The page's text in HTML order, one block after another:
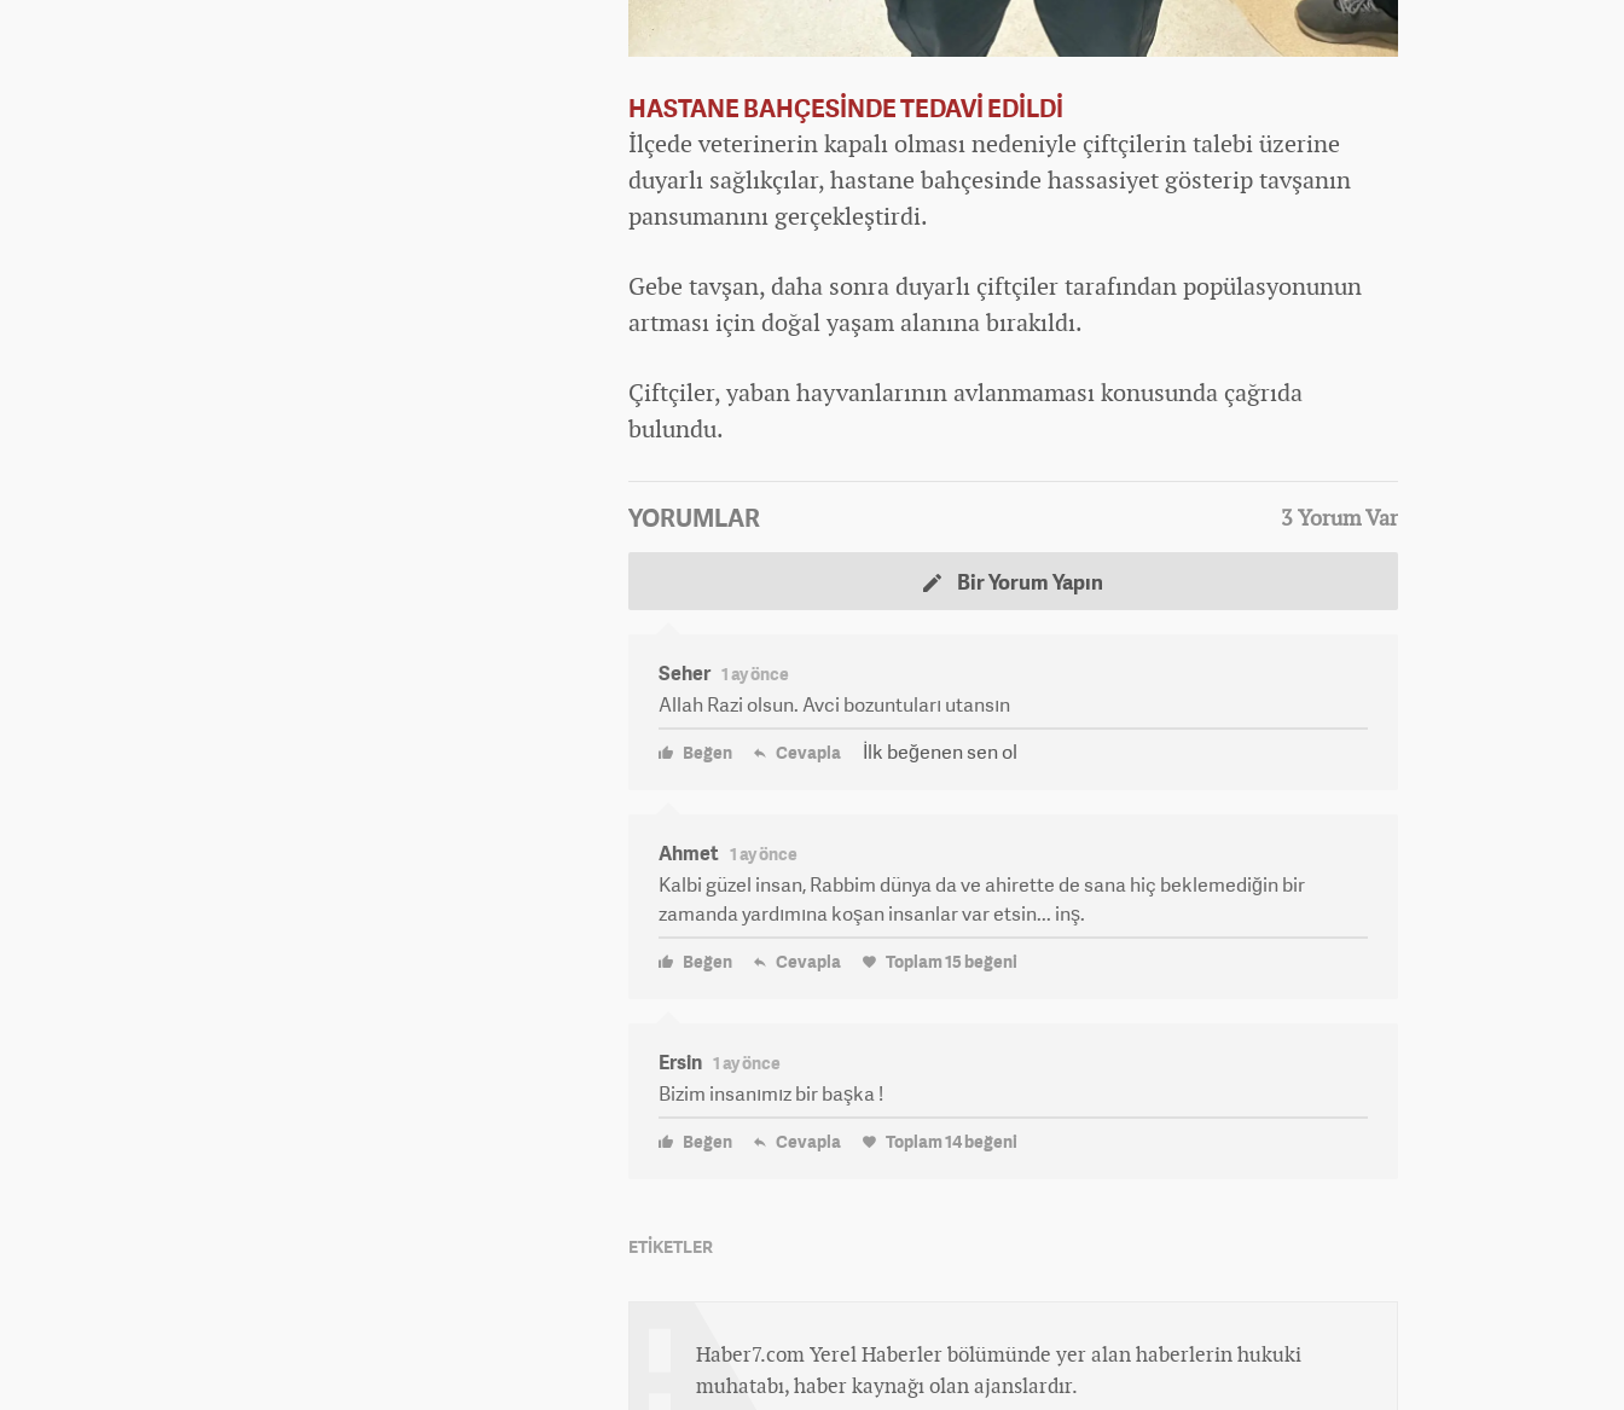
HASTANE BAHÇESİNDE TEDAVİ EDİLDİ
İlçede veterinerin kapalı olması nedeniyle çiftçilerin talebi üzerine
duyarlı sağlıkçılar, hastane bahçesinde hassasiyet gösterip tavşanın
pansumanını gerçekleştirdi.
Gebe tavşan, daha sonra duyarlı çiftçiler tarafından popülasyonunun
artması için doğal yaşam alanına bırakıldı.
Çiftçiler, yaban hayvanlarının avlanmaması konusunda çağrıda
bulundu.
YORUMLAR 3 Yorum Var
Bir Yorum Yapın
Seher 1 ay önce
Allah Razi olsun. Avci bozuntuları utansın
Beğen Cevapla İlk beğenen sen ol
Ahmet 1 ay önce
Kalbi güzel insan, Rabbim dünya da ve ahirette de sana hiç beklemediğin bir
zamanda yardımına koşan insanlar var etsin... inş.
Beğen Cevapla Toplam15 beğeni
Ersin 1 ay önce
Bizim insanımız bir başka !
Beğen Cevapla Toplam14beğeni
ETİKETLER
Haber7.com Yerel Haberler bölümünde yer alan haberlerin hukuki
muhatabı, haber kaynağı olan ajanslardır.